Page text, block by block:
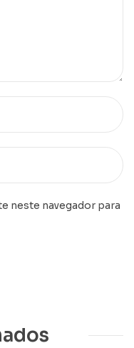
neste navegador para